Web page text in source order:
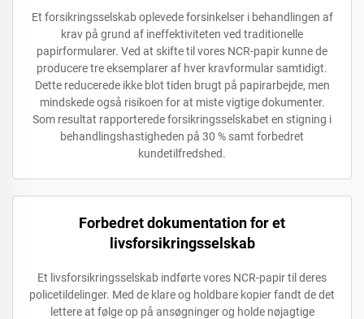
Et forsikringsselskab oplevede forsinkelser i behandlingen af
krav på grund af ineffektiviteten ved traditionelle
papirformularer. Ved at skifte til vores NCR-papir kunne de
producere tre eksemplarer af hver kravformular samtidigt.
Dette reducerede ikke blot tiden brugt på papirarbejde, men
mindskede også risikoen for at miste vigtige dokumenter.
Som resultat rapporterede forsikringsselskabet en stigning i
behandlingshastigheden på 30 % samt forbedret
kundetilfredshed.
Forbedret dokumentation for et
livsforsikringsselskab
Et livsforsikringsselskab indførte vores NCR-papir til deres
policetildelinger. Med de klare og holdbare kopier fandt de det
lettere at følge op på ansøgninger og holde nøjagtige